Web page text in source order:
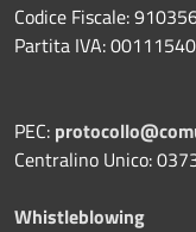
Codice Fiscale:
Partita IVA:
PEC:
Centralino Unico:
Whistleblowing